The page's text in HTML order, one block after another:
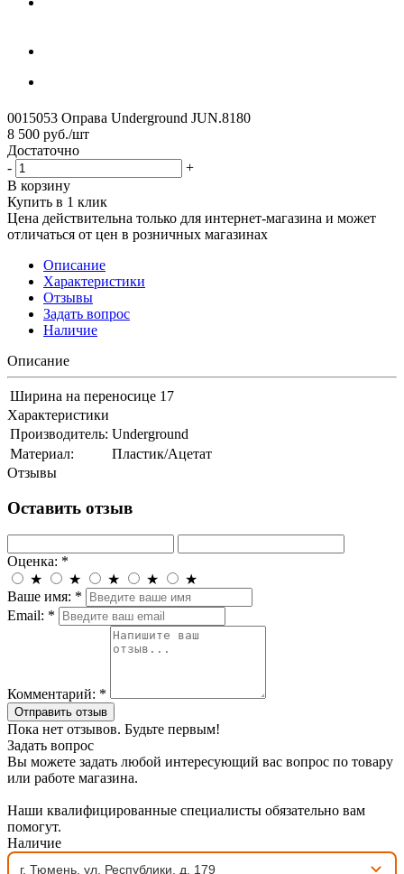
0015053 Оправа Underground JUN.8180
8 500 руб./шт
Достаточно
-
+
В корзину
Купить в 1 клик
Цена действительна только для интернет-магазина и может
отличаться от цен в розничных магазинах
Описание
Характеристики
Отзывы
Задать вопрос
Наличие
Описание
Ширина на переносице 17
Характеристики
Производитель: Underground
Материал:
Пластик/Ацетат
Отзывы
Оставить отзыв
Оценка: *
★
★ ★ ★
★
Ваше имя: *
Email: *
Комментарий: *
Отправить отзыв
Пока нет отзывов. Будьте первым!
Задать вопрос
Вы можете задать любой интересующий вас вопрос по товару
или работе магазина.
Наши квалифицированные специалисты обязательно вам
помогут.
Наличие